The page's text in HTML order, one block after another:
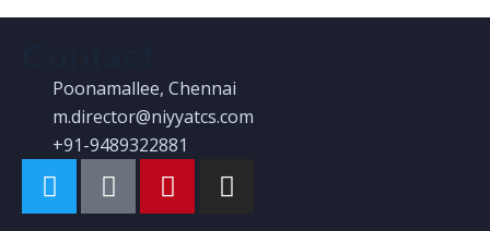
Poonamallee, Chennai
m.director@niyyatcs.com
+91-9489322881